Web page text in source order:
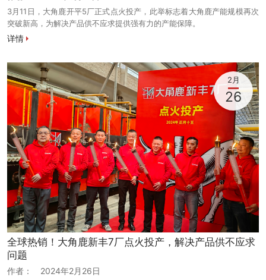
3月11日，大角鹿开平5厂正式点火投产，此举标志着大角鹿产能规模再次
突破新高，为解决产品供不应求提供强有力的产能保障。
详情
全球热销！大角鹿新丰7厂点火投产，解决产品供不应求
问题
作者： 2024年2月26日
2月
26